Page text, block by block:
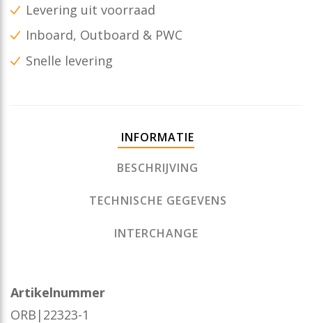
Levering uit voorraad
Inboard, Outboard & PWC
Snelle levering
INFORMATIE
BESCHRIJVING
TECHNISCHE GEGEVENS
INTERCHANGE
Artikelnummer
ORB|22323-1